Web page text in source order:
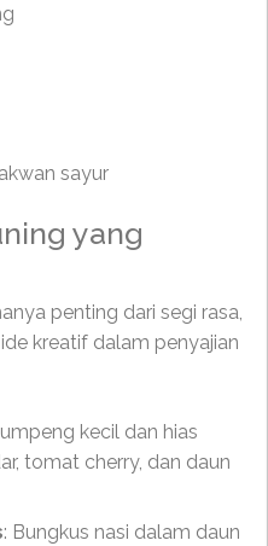
sayur
yang
penting dari segi rasa,
kreatif dalam penyajian
kecil dan hias
tomat cherry, dan daun
: Bungkus nasi dalam daun